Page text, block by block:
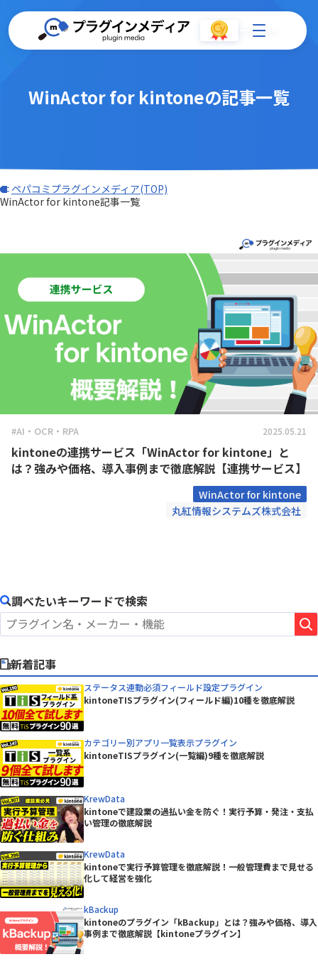
WinActor for kintoneの記事一覧
ペパコミプラグインメディア(TOP)
WinActor for kintone記事一覧
#AI・OCR・RPA 2025.05.21
kintoneの連携サービス「WinActor for kintone」と
は？強みや価格、導入事例まで徹底解説【連携サービス】
WinActor for kintone
丸紅情報システムズ株式会社
調べたいキーワードで検索
新着記事
ステータス連動必須フィールド設定プラグイン
kintoneTISプラグイン(フィールド編)10種を徹底解説
カテゴリー別アプリ一覧表示プラグイン
kintoneTISプラグイン(一覧編)9種を徹底解説
KrewData
kintoneで建設業の過払い金を防ぐ！実行予算・発注・支払
い管理の徹底解説
KrewData
kintoneで実行予算管理を徹底解説！一般管理費まで見せる
化して経営を強化
kBackup
kintoneのプラグイン「kBackup」とは？強みや価格、導入
事例まで徹底解説【kintoneプラグイン】